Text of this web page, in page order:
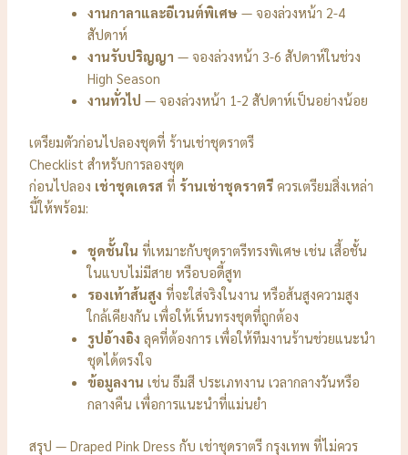
งานกาลาและอีเวนต์พิเศษ — จองล่วงหน้า 2-4
สัปดาห์
งานรับปริญญา — จองล่วงหน้า 3-6 สัปดาห์ในช่วง
High Season
งานทั่วไป — จองล่วงหน้า 1-2 สัปดาห์เป็นอย่างน้อย
เตรียมตัวก่อนไปลองชุดที่ ร้านเช่าชุดราตรี
Checklist สำหรับการลองชุด
ก่อนไปลอง เช่าชุดเดรส ที่ ร้านเช่าชุดราตรี ควรเตรียมสิ่งเหล่า
นี้ให้พร้อม:
ชุดชั้นใน ที่เหมาะกับชุดราตรีทรงพิเศษ เช่น เสื้อชั้น
ในแบบไม่มีสาย หรือบอดี้สูท
รองเท้าส้นสูง ที่จะใส่จริงในงาน หรือส้นสูงความสูง
ใกล้เคียงกัน เพื่อให้เห็นทรงชุดที่ถูกต้อง
รูปอ้างอิง ลุคที่ต้องการ เพื่อให้ทีมงานร้านช่วยแนะนำ
ชุดได้ตรงใจ
ข้อมูลงาน เช่น ธีมสี ประเภทงาน เวลากลางวันหรือ
กลางคืน เพื่อการแนะนำที่แม่นยำ
สรุป — Draped Pink Dress กับ เช่าชุดราตรี กรุงเทพ ที่ไม่ควร